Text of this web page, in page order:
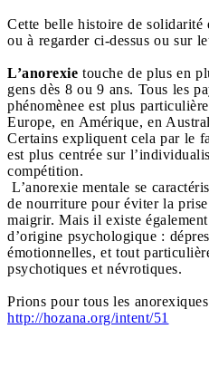
Cette belle histoire de solidarité
ou à regarder ci-dessus ou sur
L’anorexie touche de plus en
gens dès 8 ou 9 ans. Tous les
phénomènee est plus
Europe, en Amérique, en
Certains expliquent cela par le
est plus centrée sur
compétition.
L’anorexie mentale se
de nourriture pour éviter la
maigrir. Mais il existe également
d’origine psychologique :
émotionnelles, et tout
psychotiques et névrotiques.
Prions pour tous les
http://hozana.org/intent/51